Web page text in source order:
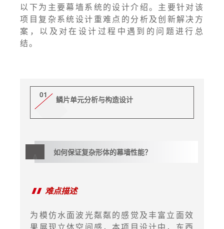
以下为主要幕墙系统的设计介绍。主要针对该
项目复杂系统设计重难点的分析及创新解决方
案，以及对在设计过程中遇到的问题进行总
结。
01 鳞片单元分析与构造设计
如何保证复杂形体的幕墙性能？
难点描述
为模仿水面波光粼粼的感觉及丰富立面效
果展现立体空间感，本项目设计中，东西